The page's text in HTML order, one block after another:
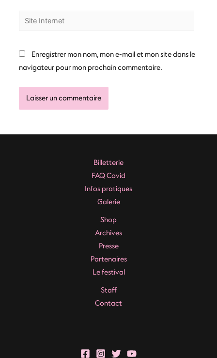
Site
Enregistrer mon nom, mon e-mail et mon site dans le
navigateur pour mon prochain commentaire.
Billetterie
FAQ Covid
Infos pratiques
Galerie
Shop
Archives
Presse
Partenaires
Le festival
Staff
Contact